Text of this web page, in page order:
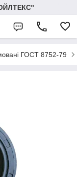
ГОСТ 8752-79